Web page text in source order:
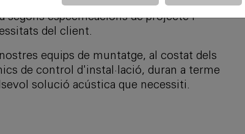
fabriquem e instal·lem solucions a
segons especificacions de projecte i
del client.
equips de muntatge, al costat dels
de control d'instal·lació, duran a terme
solució acústica que necessiti.